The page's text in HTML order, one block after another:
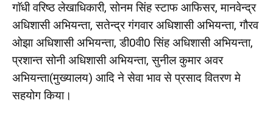
गाॅधी वरिष्ठ लेखाधिकारी, सोनम सिंह स्टाफ आफिसर, मानवेन्द्र
अधिशासी अभियन्ता, सतेन्द्र गंगवार अधिशासी अभियन्ता, गौरव
ओझा अधिशासी अभियन्ता, डी0वी0 सिंह अधिशासी अभियन्ता,
प्रशान्त सोनी अधिशासी अभियन्ता, सुनील कुमार अवर
अभियन्ता(मुख्यालय) आदि ने सेवा भाव से प्रसाद वितरण मे
सहयोग किया।